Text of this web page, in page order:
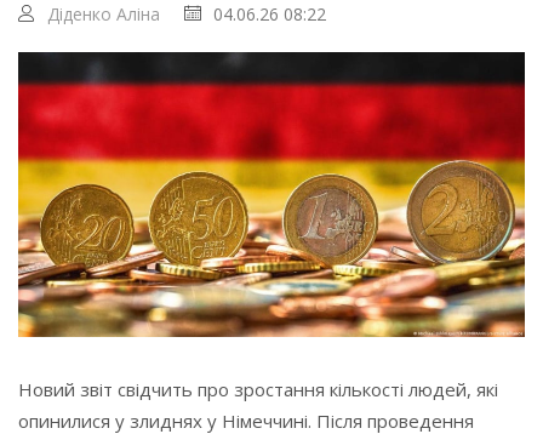
Діденко Аліна 04.06.26 08:22
Новий звіт свідчить про зростання кількості людей, які
опинилися у злиднях у Німеччині. Після проведення